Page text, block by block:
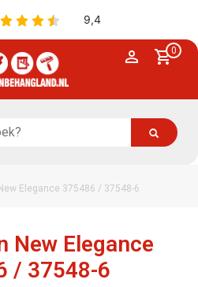
0
Elegance 375486 / 37548-6
New Elegance
/ 37548-6